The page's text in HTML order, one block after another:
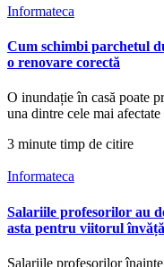
Informateca
Cum schimbi parchetul
o renovare corectă
O inundație în casă poate
una dintre cele mai
3 minute timp de citire
Informateca
Salariile profesorilor au
asta pentru viitorul
Salariile profesorilor